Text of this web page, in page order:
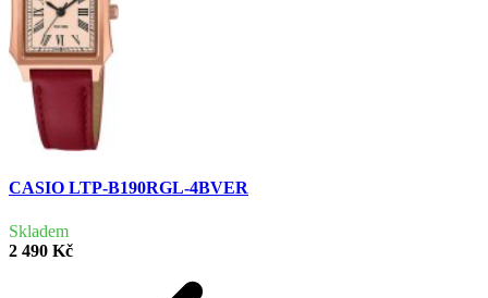
CASIO LTP-B190RGL-4BVER
Skladem
2 490 Kč